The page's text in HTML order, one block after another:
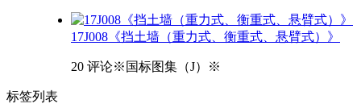
17J008《挡土墙（重力式、衡重式、悬臂式）》
20 评论※国标图集（J）※
标签列表